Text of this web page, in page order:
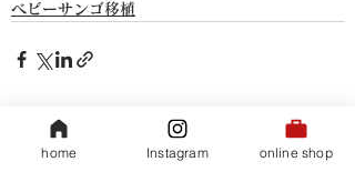
ベビーサンゴ移植
関連記事 すべて表示
home Instagram online shop